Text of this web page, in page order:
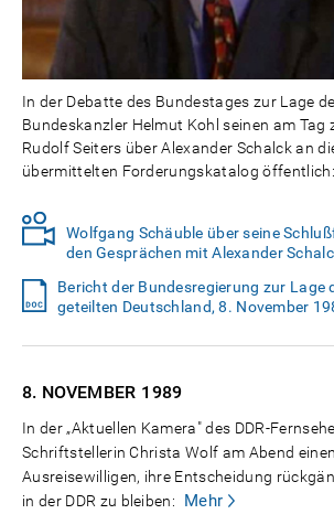
In der Debatte des Bundestages zur Lage
Bundeskanzler Helmut Kohl seinen am Tag
Rudolf Seiters über Alexander Schalck an
übermittelten Forderungskatalog öffentlich:
Wolfgang Schäuble über seine
den Gesprächen mit Alexander
Bericht der Bundesregierung zur Lage
geteilten Deutschland, 8. November
8. NOVEMBER 1989
In der „Aktuellen Kamera" des DDR-
Schriftstellerin Christa Wolf am Abend
Ausreisewilligen, ihre Entscheidung
in der DDR zu bleiben:
Mehr